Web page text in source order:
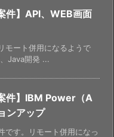
件】API、WEB画面
モート併用になるようで
Java開発 ...
件】IBM Power（A
ンアップ
です。リモート併用になっ